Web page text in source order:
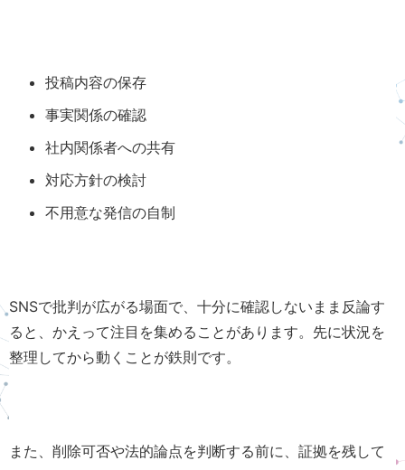
投稿内容の保存
事実関係の確認
社内関係者への共有
対応方針の検討
不用意な発信の自制
SNSで批判が広がる場面で、十分に確認しないまま反論す
ると、かえって注目を集めることがあります。先に状況を
整理してから動くことが鉄則です。
また、削除可否や法的論点を判断する前に、証拠を残して